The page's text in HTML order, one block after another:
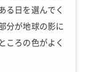
る日を選んでく
分が地球の影に
ころの色がよく